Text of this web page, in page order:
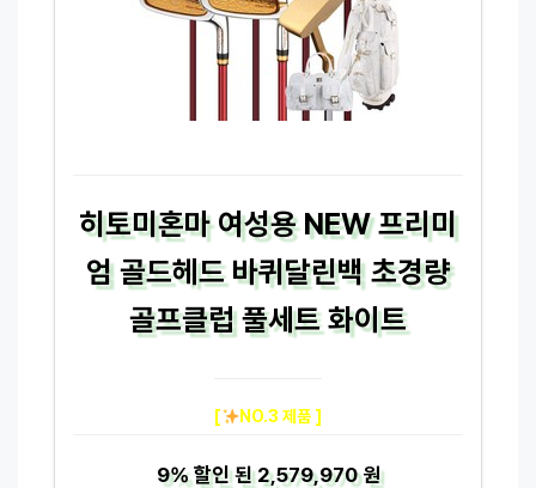
히토미혼마 여성용 NEW 프리미
엄 골드헤드 바퀴달린백 초경량
골프클럽 풀세트 화이트
[ NO.3 제품 ]
9%할인 된2,579,970 원